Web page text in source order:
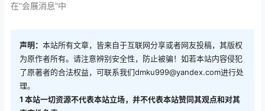
在“会展消息”中
声明： 本站所有文章，皆来自于互联网分享或者网友投稿，其版权
为原作者所有。请注意辨别安全性，防止被骗！如若本站内容侵犯
了原著者的合法权益，可联系我们dmku999@yandex.com进行处
理。
1 本站一切资源不代表本站立场，并不代表本站赞同其观点和对其